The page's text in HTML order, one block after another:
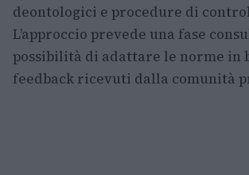
deontologici e procedure di
L’approccio prevede una fase
possibilità di adattare le norme in
feedback ricevuti dalla comunità